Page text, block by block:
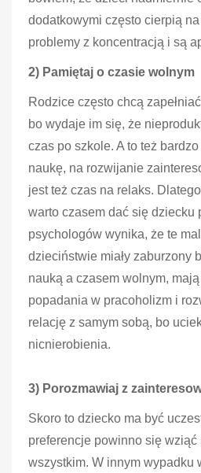
dodatkowymi często cierpią
problemy z koncentracją i są
2) Pamiętaj o czasie wolnym
Rodzice często chcą
bo wydaje im się, że
czas po szkole. A to też
naukę, na rozwijanie
jest też czas na relaks.
warto czasem dać się dziecku
psychologów wynika, że te
dzieciństwie miały zaburzony
nauką a czasem wolnym,
popadania w pracoholizm i
relację z samym sobą, bo
nicnierobienia.
3) Porozmawiaj z
Skoro to dziecko ma być
preferencje powinno się
wszystkim. W innym wypadku